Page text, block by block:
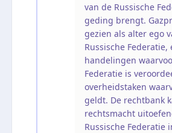
van de Russische
geding brengt.
gezien als alter ego
Russische Federatie,
handelingen
Federatie is
overheidstaken
geldt. De rechtbank
rechtsmacht
Russische Federatie